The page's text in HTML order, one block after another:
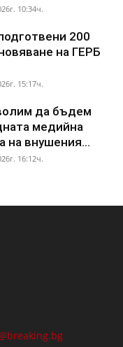
10:34ч.
200
на ГЕРБ
15:17ч.
да бъдем
медийна
на внушения...
16:12ч.